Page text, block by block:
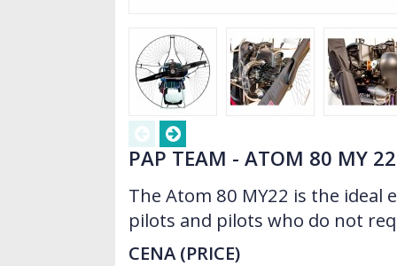
PAP TEAM - ATOM 80 MY 22
The Atom 80 MY22 is the ideal
pilots and pilots who do not
CENA (PRICE)